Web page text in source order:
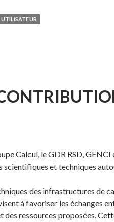
UTILISATEUR
Calcul, le GDR RSD,
scientifiques et techniques
des infrastructures de
à favoriser les échanges
ressources proposées.